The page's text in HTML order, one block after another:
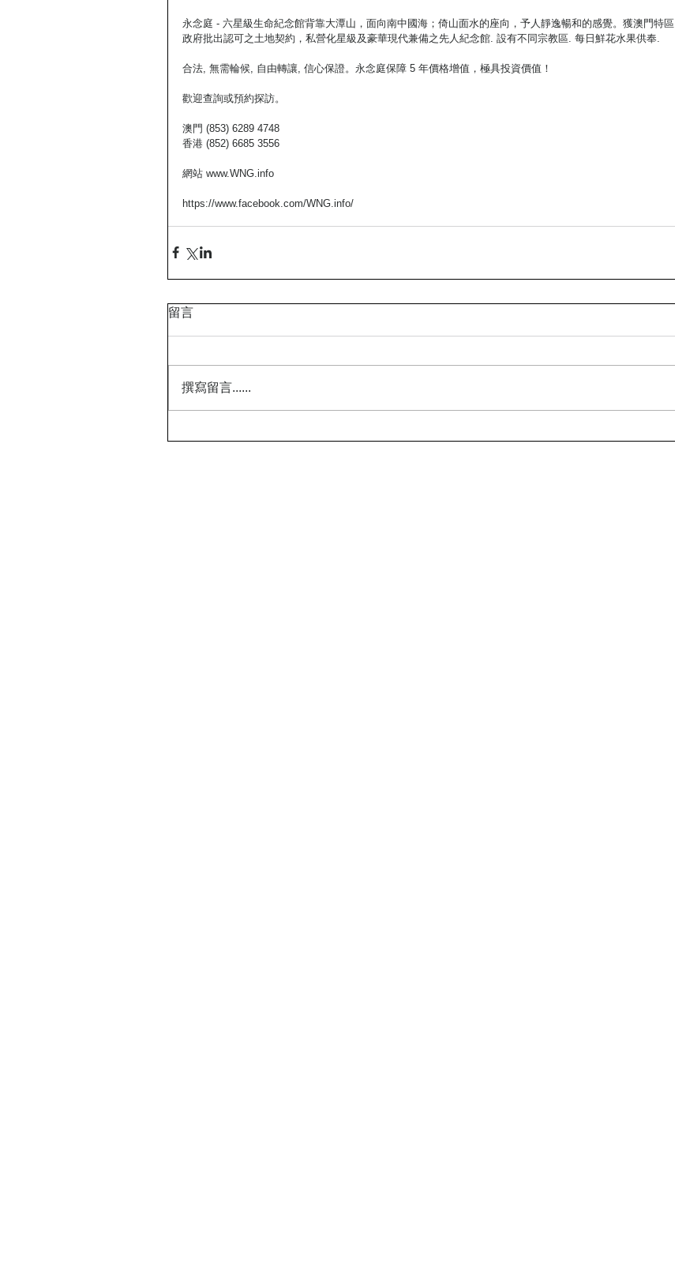
永念庭 - 六星級生命紀念館背靠大潭山，面向南中國海；倚山面水的座向，予人靜逸暢和的感覺。獲澳門特區
政府批出認可之土地契約，私營化星級及豪華現代兼備之先人紀念館. 設有不同宗教區. 每日鮮花水果供奉.
合法, 無需輪候, 自由轉讓, 信心保證。永念庭保障 5 年價格增值，極具投資價值！
歡迎查詢或預約探訪。
澳門 (853) 6289 4748
香港 (852) 6685 3556
網站 www.WNG.info
https://www.facebook.com/WNG.info/
留言
撰寫留言......